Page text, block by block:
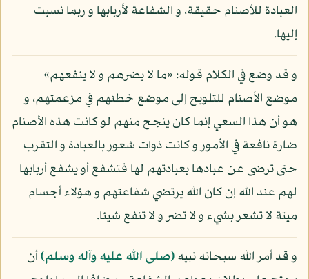
العبادة للأصنام حقيقة، و الشفاعة لأربابها و ربما نسبت
إليها.
و قد وضع في الكلام قوله: «ما لا يضرهم و لا ينفعهم»
موضع الأصنام للتلويح إلى موضع خطئهم في مزعمتهم، و
هو أن هذا السعي إنما كان ينجح منهم لو كانت هذه الأصنام
ضارة نافعة في الأمور و كانت ذوات شعور بالعبادة و التقرب
حتى ترضى عن عبادها بعبادتهم لها فتشفع أو يشفع أربابها
لهم عند الله إن كان الله يرتضي شفاعتهم و هؤلاء أجسام
ميتة لا تشعر بشيء و لا تضر و لا تنفع شيئا.
و قد أمر الله سبحانه نبيه(صلى الله عليه وآله وسلم)أن